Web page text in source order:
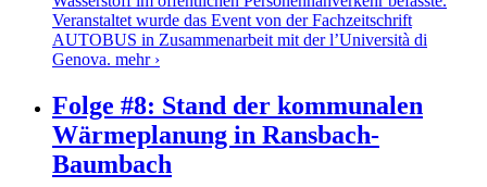
Veranstaltet wurde das Event von der Fachzeitschrift
AUTOBUS in Zusammenarbeit mit der l’Università di
Genova. mehr ›
Folge #8: Stand der kommunalen
Wärmeplanung in Ransbach-
Baumbach